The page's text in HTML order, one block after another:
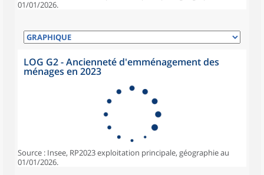
01/01/2026.
LOG G2 - Ancienneté d'emménagement des
ménages en 2023
Source : Insee, RP2023 exploitation principale, géographie au
01/01/2026.